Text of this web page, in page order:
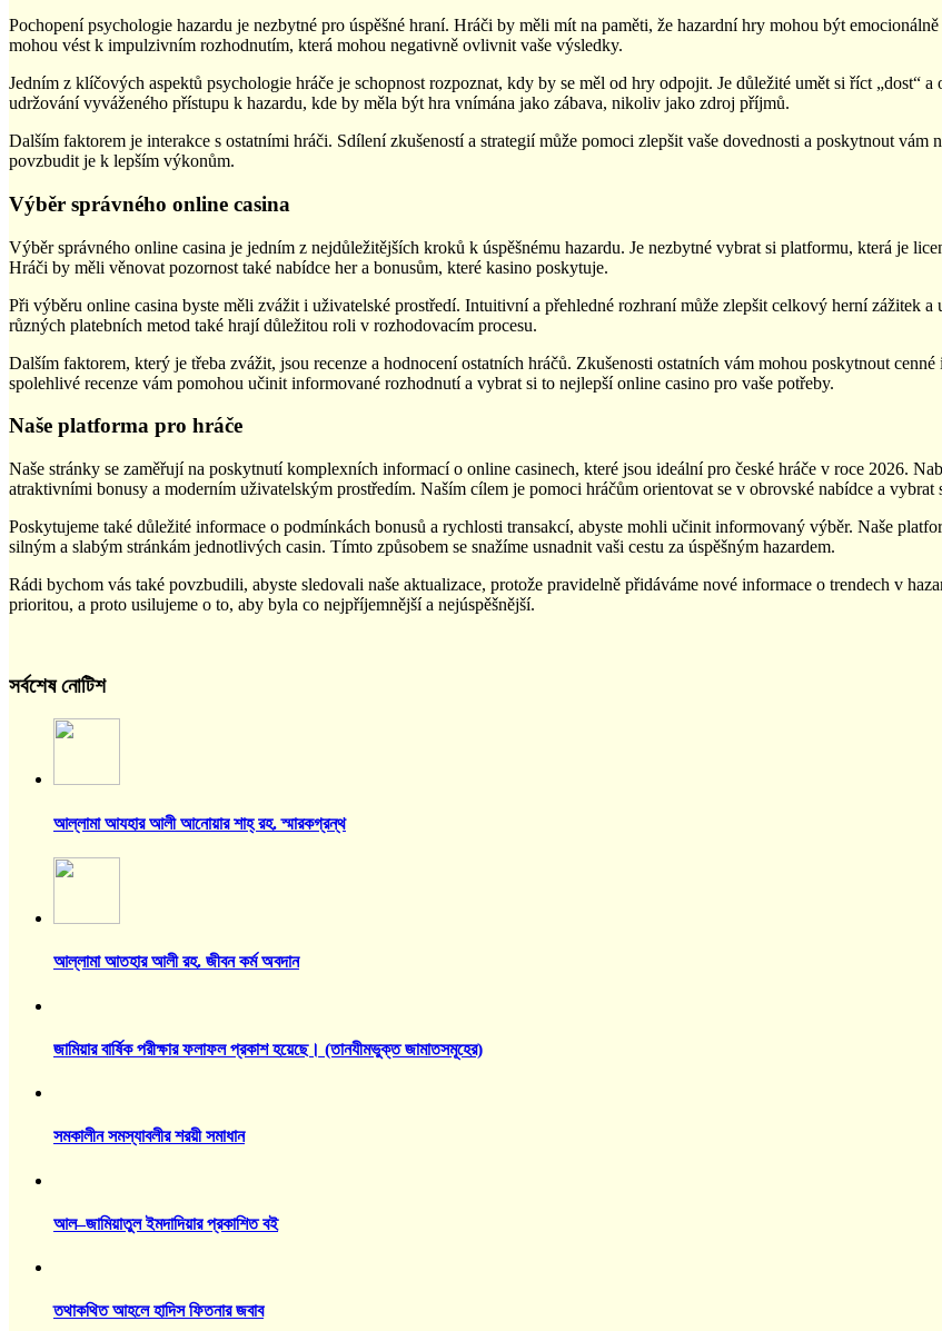
Pochopení psychologie hazardu je nezbytné pro úspěšné hraní. Hráči by měli mít na paměti, že hazardní hry mohou být
mohou vést k impulzivním rozhodnutím, která mohou negativně ovlivnit vaše výsledky.
Jedním z klíčových aspektů psychologie hráče je schopnost rozpoznat, kdy by se měl od hry odpojit. Je důležité umět si říct „dost“
udržování vyváženého přístupu k hazardu, kde by měla být hra vnímána jako zábava, nikoliv jako zdroj příjmů.
Dalším faktorem je interakce s ostatními hráči. Sdílení zkušeností a strategií může pomoci zlepšit vaše dovednosti a poskytnout
povzbudit je k lepším výkonům.
Výběr správného online casina
Výběr správného online casina je jedním z nejdůležitějších kroků k úspěšnému hazardu. Je nezbytné vybrat si platformu, která je
Hráči by měli věnovat pozornost také nabídce her a bonusům, které kasino poskytuje.
Při výběru online casina byste měli zvážit i uživatelské prostředí. Intuitivní a přehledné rozhraní může zlepšit celkový herní zážitek
různých platebních metod také hrají důležitou roli v rozhodovacím procesu.
Dalším faktorem, který je třeba zvážit, jsou recenze a hodnocení ostatních hráčů. Zkušenosti ostatních vám mohou poskytnout
spolehlivé recenze vám pomohou učinit informované rozhodnutí a vybrat si to nejlepší online casino pro vaše potřeby.
Naše platforma pro hráče
Naše stránky se zaměřují na poskytnutí komplexních informací o online casinech, které jsou ideální pro české hráče v roce 2026.
atraktivními bonusy a moderním uživatelským prostředím. Naším cílem je pomoci hráčům orientovat se v obrovské nabídce a vybrat
Poskytujeme také důležité informace o podmínkách bonusů a rychlosti transakcí, abyste mohli učinit informovaný výběr. Naše
silným a slabým stránkám jednotlivých casin. Tímto způsobem se snažíme usnadnit vaši cestu za úspěšným hazardem.
Rádi bychom vás také povzbudili, abyste sledovali naše aktualizace, protože pravidelně přidáváme nové informace o trendech v
prioritou, a proto usilujeme o to, aby byla co nejpříjemnější a nejúspěšnější.
সর্বশেষ নোটিশ
আল্লামা আযহার আলী আনোয়ার শাহ্‌ রহ. স্মারকগ্রন্থ
আল্লামা আতহার আলী রহ. জীবন কর্ম অবদান
জামিয়ার বার্ষিক পরীক্ষার ফলাফল প্রকাশ হয়েছে। (তানযীমভুক্ত জামাতসমূহের)
সমকালীন সমস্যাবলীর শরয়ী সমাধান
আল–জামিয়াতুল ইমদাদিয়ার প্রকাশিত বই
তথাকথিত আহলে হাদিস ফিতনার জবাব